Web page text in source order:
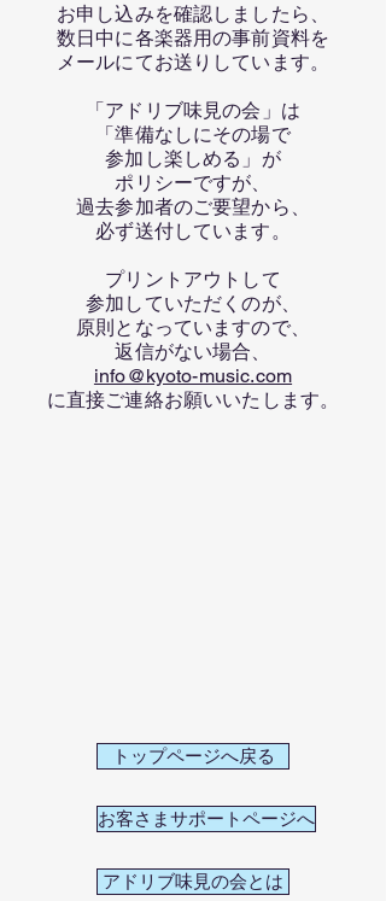
お申し込みを確認しましたら、
数日中に各楽器用の事前資料を
メールにてお送りしています。
「アドリブ味見の会」は
「準備なしにその場で
参加し楽しめる」が
ポリシーですが、
過去参加者のご要望から、
必ず送付しています。
プリントアウトして
参加していただくのが、
原則となっていますので、
返信がない場合、
info@kyoto-music.com
に直接ご連絡お願いいたします。
トップページへ戻る
お客さまサポートページへ
アドリブ味見の会とは